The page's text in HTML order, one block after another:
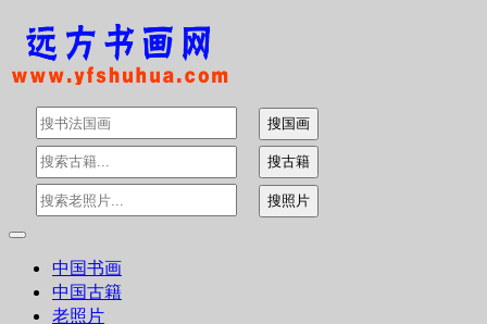
Skip
content
Expand
中国书画
中国古籍
老照片